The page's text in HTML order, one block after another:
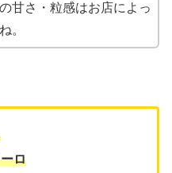
甘さ・粒感はお店によっ
。
ロ